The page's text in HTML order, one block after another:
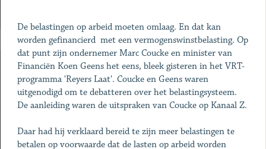
De belastingen op arbeid moeten omlaag. En dat kan
worden gefinancierd met een vermogenswinstbelasting. Op
dat punt zijn ondernemer Marc Coucke en minister van
Financiën Koen Geens het eens, bleek gisteren in het VRT-
programma 'Reyers Laat'. Coucke en Geens waren
uitgenodigd om te debatteren over het belastingsysteem.
De aanleiding waren de uitspraken van Coucke op Kanaal Z.
Daar had hij verklaard bereid te zijn meer belastingen te
betalen op voorwaarde dat de lasten op arbeid worden